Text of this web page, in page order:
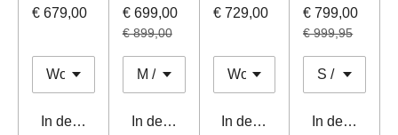
€ 679,00
In den Warenkorb
€ 699,00
€ 899,00
In den Warenkorb
€ 729,00
In den Warenkorb
€ 799,00
€ 999,95
In den